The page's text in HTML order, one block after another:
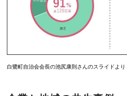
白鷺町自治会会長の池尻康則さんのスライドより